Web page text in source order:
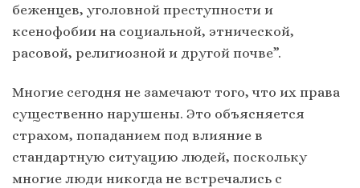
беженцев, уголовной преступности и
ксенофобии на социальной, этнической,
расовой, религиозной и другой почве”.
Многие сегодня не замечают того, что их права
существенно нарушены. Это объясняется
страхом, попаданием под влияние в
стандартную ситуацию людей, поскольку
многие люди никогда не встречались с